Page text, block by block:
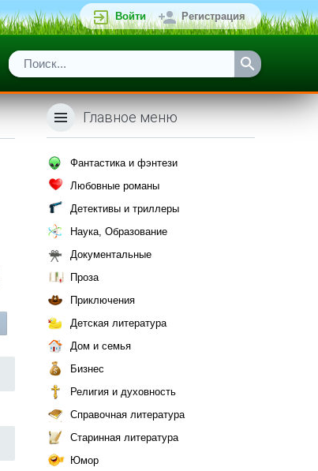
Войти Регистрация
Главное меню
Фантастика и фэнтези
Любовные романы
Детективы и триллеры
Наука, Образование
Документальные
Проза
Приключения
Детская литература
Дом и семья
Бизнес
Религия и духовность
Справочная литература
Старинная литература
Юмор